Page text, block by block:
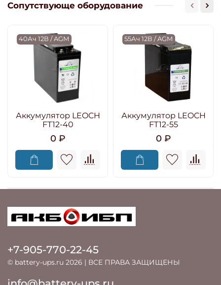
Сопутствующе оборудование
40Ач 12В / AGM
Аккумулятор LEOCH
FT12-40
0 ₽
55Ач 12В / AGM
Аккумулятор LEOCH
FT12-55
0 ₽
+7-905-770-22-45
© battery-ups.ru 2026 | ВСЕ ПРАВА ЗАЩИЩЕНЫ